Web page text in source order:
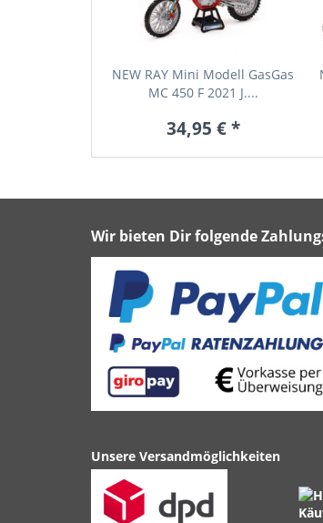
NEW RAY Mini Modell GasGas
MC 450 F 2021 J....
34,95 € *
Wir bieten Dir folgende
Unsere Versandmöglichkeiten